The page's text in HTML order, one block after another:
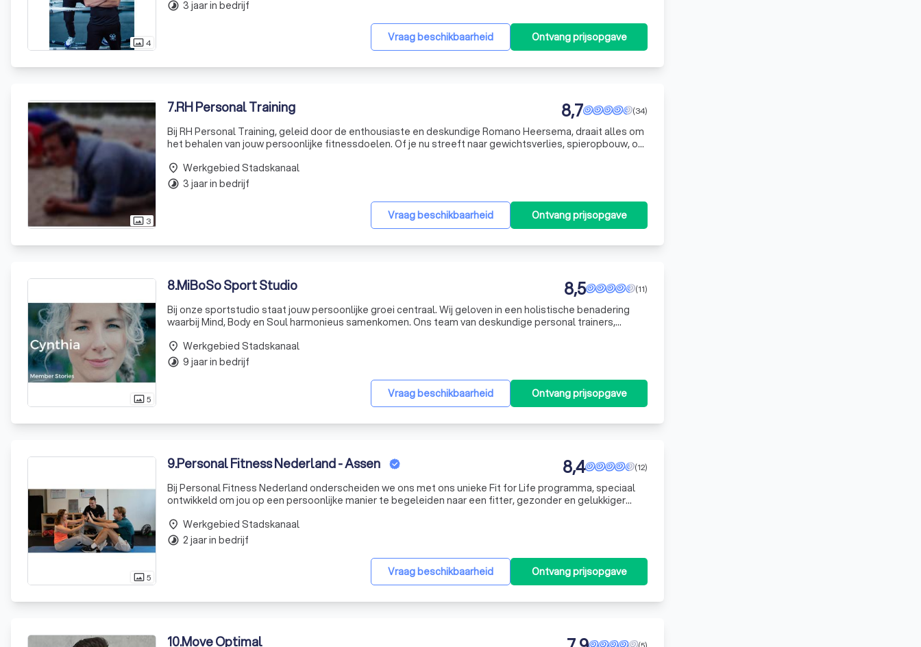
photo_size_select_actual4 Vraag beschikbaarheid Ontvang prijsopgave
timelapse 3 jaar in bedrijf
photo_size_select_actual 3
7.RH Personal Training (34)
8,7
Bij RH Personal Training, geleid door de enthousiaste en deskundige Romano Heersema, draait alles om
het behalen van jouw persoonlijke fitnessdoelen. Of je nu streeft naar gewichtsverlies, spieropbouw, of
Vraag beschikbaarheid Ontvang prijsopgave
place Werkgebied Stadskanaal
timelapse 3 jaar in bedrijf
photo_size_select_actual5
8.MiBoSo Sport Studio (11)
8,5
Bij onze sportstudio staat jouw persoonlijke groei centraal. Wij geloven in een holistische benadering
waarbij Mind, Body en Soul harmonieus samenkomen. Ons team van deskundige personal trainers,
gezo
Vraag beschikbaarheid Ontvang prijsopgave
place Werkgebied Stadskanaal
timelapse 9 jaar in bedrijf
photo_size_select_actual5
9.Personal Fitness Nederland - Assen (12)
8,4
Bij Personal Fitness Nederland onderscheiden we ons met ons unieke Fit for Life programma, speciaal
ontwikkeld om jou op een persoonlijke manier te begeleiden naar een fitter, gezonder en gelukkiger
Vraag beschikbaarheid Ontvang prijsopgave
place Werkgebied Stadskanaal
timelapse 2 jaar in bedrijf
10.Move Optimal